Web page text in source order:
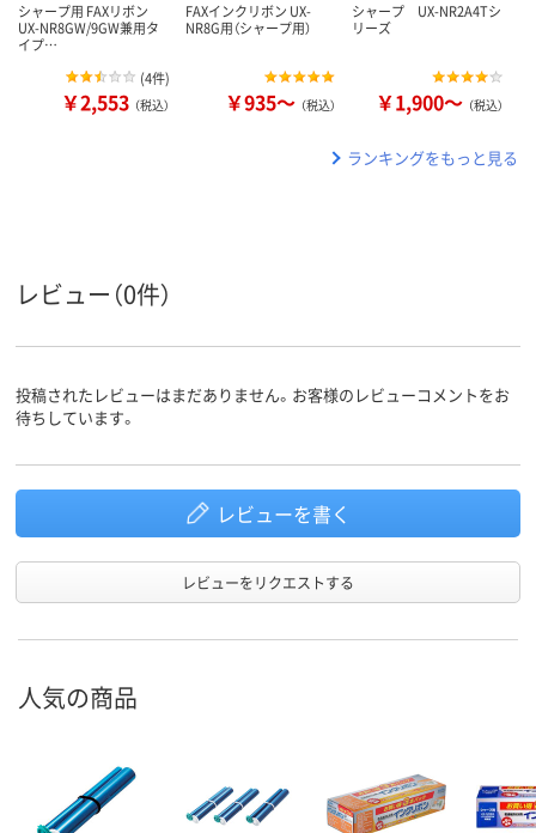
シャープ用 FAXリボン
UX-NR8GW/9GW兼用タ
イプ…
(4件)
￥2,553 （税込）
FAXインクリボン UX-
NR8G用（シャープ用）
￥935～ （税込）
シャープ UX-NR2A4Tシ
リーズ
￥1,900～ （税込）
ランキングをもっと見る
レビュー（0件）
投稿されたレビューはまだありません。お客様のレビューコメントをお
待ちしています。
レビューを書く
レビューをリクエストする
人気の商品